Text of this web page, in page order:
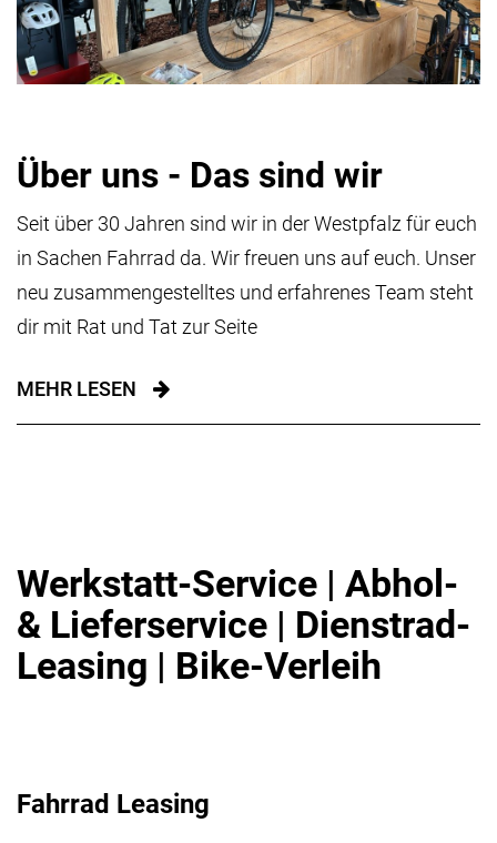
Über uns - Das sind wir
Seit über 30 Jahren sind wir in der Westpfalz für euch
in Sachen Fahrrad da. Wir freuen uns auf euch. Unser
neu zusammengestelltes und erfahrenes Team steht
dir mit Rat und Tat zur Seite
MEHR LESEN
Werkstatt-Service | Abhol-
& Lieferservice | Dienstrad-
Leasing | Bike-Verleih
Fahrrad Leasing